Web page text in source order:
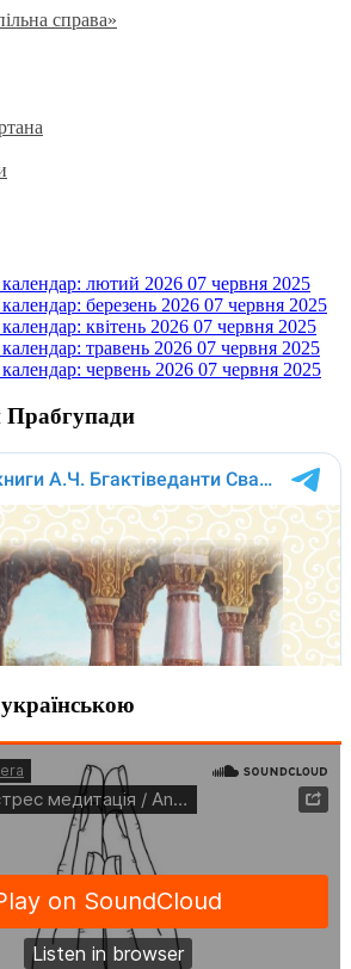
справа»
лютий 2026 07 червня 2025
березень 2026 07 червня 2025
квітень 2026 07 червня 2025
травень 2026 07 червня 2025
червень 2026 07 червня 2025